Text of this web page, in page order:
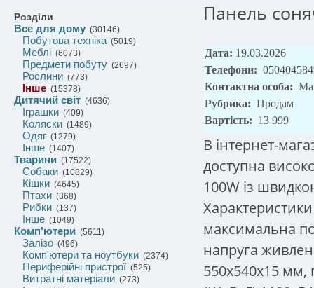
Розділи
Все для дому (30146)
Побутова техніка(5019)
Меблі (6073)
Предмети побуту (2697)
Рослини (773)
Інше (15378)
Дитячий світ (4636)
Іграшки (409)
Коляски (1489)
Одяг (1279)
Інше (1407)
Тварини (17522)
Собаки (10829)
Кішки (4645)
Птахи (368)
Рибки (137)
Інше (1049)
Комп'ютери (5611)
Залізо (496)
Комп'ютери та ноутбуки (2374)
Периферійні пристрої (525)
Витратні матеріали (273)
Панель
Дата: 19.03.2026
Телефони:
Контактна особа:
Рубрика: Продам
Вартість: 13 999
В інтернет-
доступна
100W із
максимальна
напруга
550х540х15 мм,